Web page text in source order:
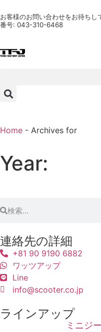
お客様のお問い合わせをお待ち
番号: 043-310-6468
Home - Archives for
Year:
連絡先の詳細
+81 90 9190 6882
ワッツアップ
Line
info@scooter.co.jp
ラインアップ
ミニジ